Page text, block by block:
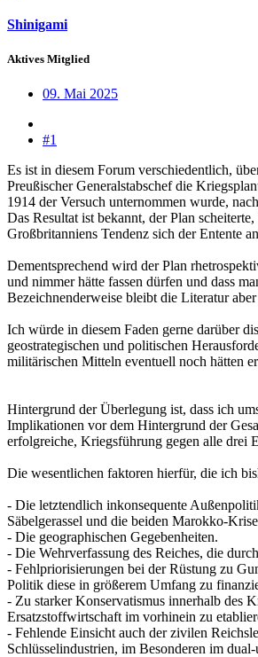
Shinigami
Aktives Mitglied
09. Mai 2025
#1
Es ist in diesem Forum verschiedentlich,
Preußischer Generalstabschef die
1914 der Versuch unternommen wurde,
Das Resultat ist bekannt, der Plan
Großbritanniens Tendenz sich der Entente
Dementsprechend wird der Plan
und nimmer hätte fassen dürfen und dass
Bezeichnenderweise bleibt die Literatur
Ich würde in diesem Faden gerne darüber
geostrategischen und politischen
militärischen Mitteln eventuell noch hätten
Hintergrund der Überlegung ist, dass ich
Implikationen vor dem Hintergrund der
erfolgreiche, Kriegsführung gegen alle drei
Die wesentlichen faktoren hierfür, die ich
- Die letztendlich inkonsequente
Säbelgerassel und die beiden Marokko-
- Die geographischen Gegebenheiten.
- Die Wehrverfassung des Reiches, die
- Fehlpriorisierungen bei der Rüstung zu
Politik diese in größerem Umfang zu
- Zu starker Konservatismus innerhalb des
Ersatzstoffwirtschaft im vorhinein zu
- Fehlende Einsicht auch der zivilen
Schlüsselindustrien, im Besonderen im